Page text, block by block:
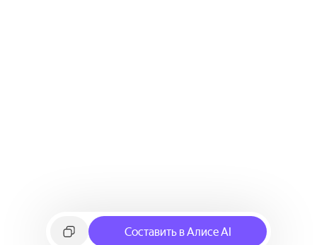
Составить в Алисе AI